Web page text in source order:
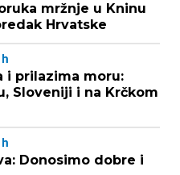
mržnje u Kninu
Hrvatske
h
i prilazima moru:
Sloveniji i na Krčkom
h
Donosimo dobre i